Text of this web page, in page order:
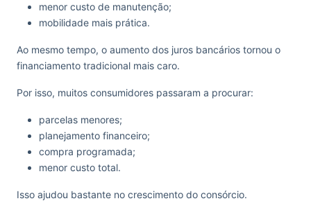
menor custo de manutenção;
mobilidade mais prática.
Ao mesmo tempo, o aumento dos juros bancários tornou o
financiamento tradicional mais caro.
Por isso, muitos consumidores passaram a procurar:
parcelas menores;
planejamento financeiro;
compra programada;
menor custo total.
Isso ajudou bastante no crescimento do consórcio.